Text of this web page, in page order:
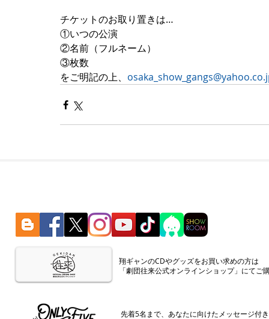
チケットのお取り置きは…
①いつの公演
②名前（フルネーム）
③枚数
をご明記の上、
​翔ギャンのCDやグッズをお買い求めの方は
「劇団往来公式オンラインショップ」にてご
先着5名まで、あなたに向けたメッセージ付